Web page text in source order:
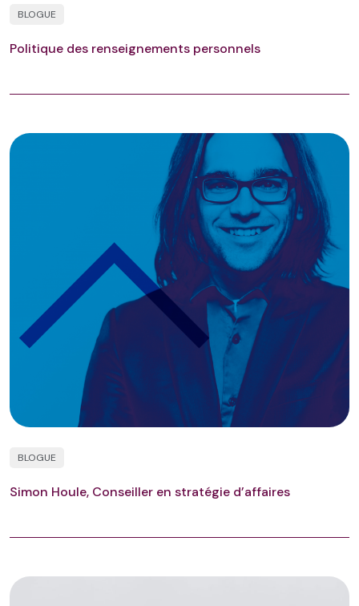
BLOGUE
Politique des renseignements personnels
BLOGUE
Simon Houle, Conseiller en stratégie d’affaires